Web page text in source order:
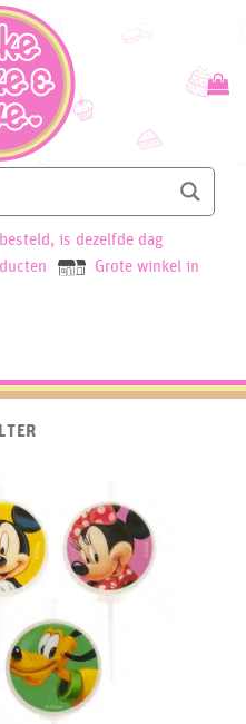
besteld, is dezelfde dag
Grote winkel in